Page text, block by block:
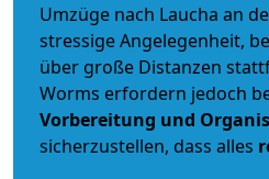
Umzüge nach Laucha an
stressige Angelegenheit,
über große Distanzen
Worms erfordern jedoch
Vorbereitung und
sicherzustellen, dass alles